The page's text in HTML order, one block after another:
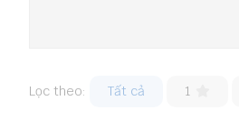
Lọc theo: Tất cả 1